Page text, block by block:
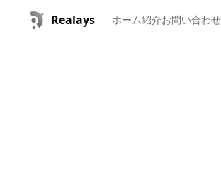
Realays ホーム紹介お問い合わせ